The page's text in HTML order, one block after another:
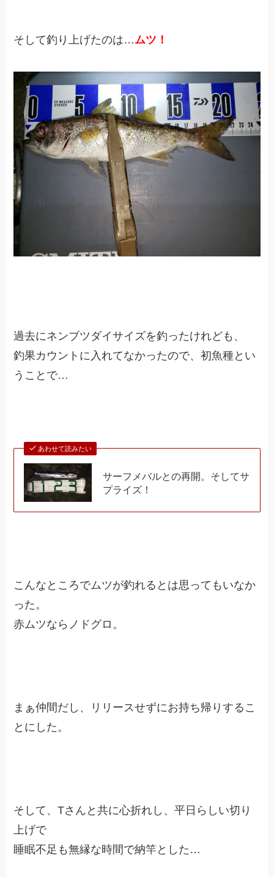
そして釣り上げたのは…ムツ！
過去にネンブツダイサイズを釣ったけれども、
釣果カウントに入れてなかったので、初魚種とい
うことで…
あわせて読みたい
サーフメバルとの再開。そしてサ
プライズ！
こんなところでムツが釣れるとは思ってもいなか
った。
赤ムツならノドグロ。
まぁ仲間だし、リリースせずにお持ち帰りするこ
とにした。
そして、Tさんと共に心折れし、平日らしい切り
上げで
睡眠不足も無縁な時間で納竿とした…